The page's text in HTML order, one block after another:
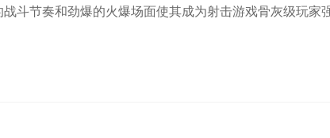
斗节奏和劲爆的火爆场面使其成为射击游戏骨灰级玩家